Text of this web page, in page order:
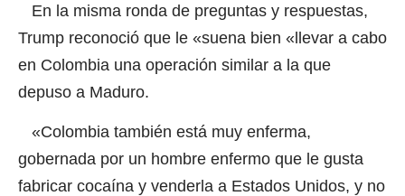
En la misma ronda de preguntas y respuestas,
Trump reconoció que le «suena bien «llevar a cabo
en Colombia una operación similar a la que
depuso a Maduro.
«Colombia también está muy enferma,
gobernada por un hombre enfermo que le gusta
fabricar cocaína y venderla a Estados Unidos, y no